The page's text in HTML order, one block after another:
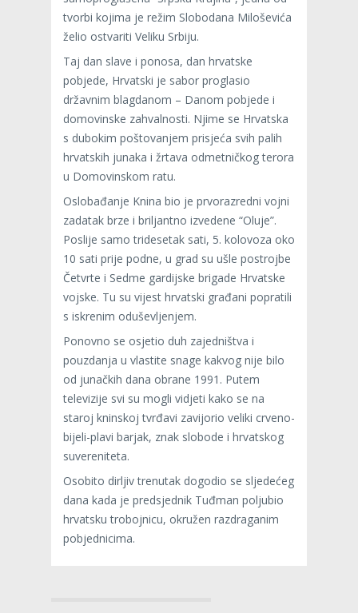
tvorbi kojima je režim Slobodana Miloševića
želio ostvariti Veliku Srbiju.
Taj dan slave i ponosa, dan hrvatske
pobjede, Hrvatski je sabor proglasio
državnim blagdanom – Danom pobjede i
domovinske zahvalnosti. Njime se Hrvatska
s dubokim poštovanjem prisjeća svih palih
hrvatskih junaka i žrtava odmetničkog terora
u Domovinskom ratu.
Oslobađanje Knina bio je prvorazredni vojni
zadatak brze i briljantno izvedene “Oluje”.
Poslije samo tridesetak sati, 5. kolovoza oko
10 sati prije podne, u grad su ušle postrojbe
Četvrte i Sedme gardijske brigade Hrvatske
vojske. Tu su vijest hrvatski građani popratili
s iskrenim oduševljenjem.
Ponovno se osjetio duh zajedništva i
pouzdanja u vlastite snage kakvog nije bilo
od junačkih dana obrane 1991. Putem
televizije svi su mogli vidjeti kako se na
staroj kninskoj tvrđavi zavijorio veliki crveno-
bijeli-plavi barjak, znak slobode i hrvatskog
suvereniteta.
Osobito dirljiv trenutak dogodio se sljedećeg
dana kada je predsjednik Tuđman poljubio
hrvatsku trobojnicu, okružen razdraganim
pobjednicima.